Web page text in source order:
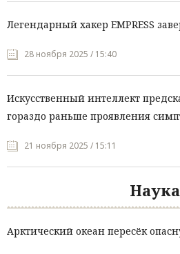
Легендарный хакер EMPRESS
28 ноября 2025 / 15:40
Искусственный интеллект
гораздо раньше проявления
21 ноября 2025 / 15:11
Наука
Арктический океан пересёк